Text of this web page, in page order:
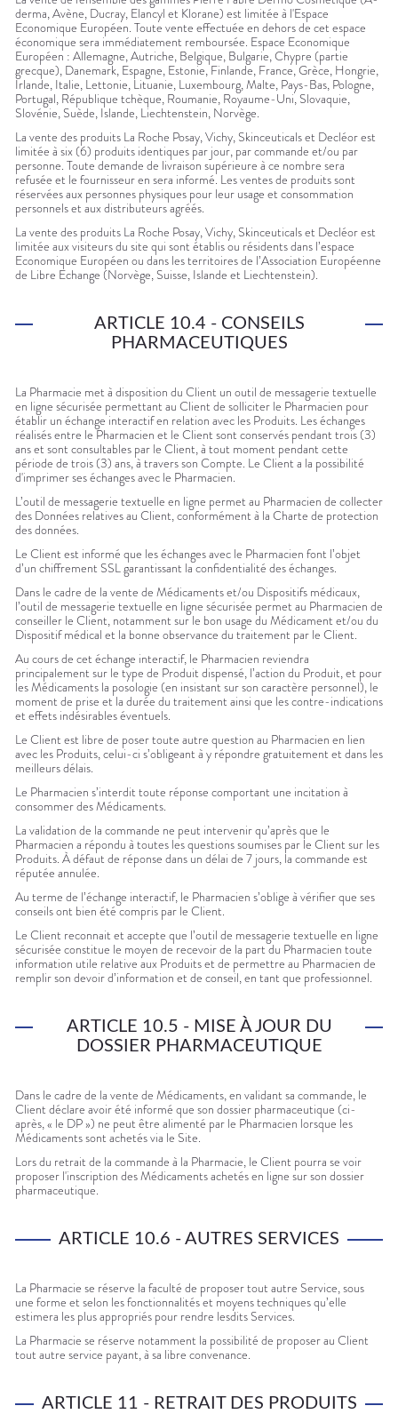
derma, Avène, Ducray, Elancyl et Klorane) est limitée à l'Espace
Economique Européen. Toute vente effectuée en dehors de cet espace
économique sera immédiatement remboursée. Espace Economique
Européen : Allemagne, Autriche, Belgique, Bulgarie, Chypre (partie
grecque), Danemark, Espagne, Estonie, Finlande, France, Grèce, Hongrie,
Irlande, Italie, Lettonie, Lituanie, Luxembourg, Malte, Pays-Bas, Pologne,
Portugal, République tchèque, Roumanie, Royaume-Uni, Slovaquie,
Slovénie, Suède, Islande, Liechtenstein, Norvège.
La vente des produits La Roche Posay, Vichy, Skinceuticals et Decléor est
limitée à six (6) produits identiques par jour, par commande et/ou par
personne. Toute demande de livraison supérieure à ce nombre sera
refusée et le fournisseur en sera informé. Les ventes de produits sont
réservées aux personnes physiques pour leur usage et consommation
personnels et aux distributeurs agréés.
La vente des produits La Roche Posay, Vichy, Skinceuticals et Decléor est
limitée aux visiteurs du site qui sont établis ou résidents dans l’espace
Economique Européen ou dans les territoires de l’Association Européenne
de Libre Echange (Norvège, Suisse, Islande et Liechtenstein).
ARTICLE 10.4 - CONSEILS
PHARMACEUTIQUES
La Pharmacie met à disposition du Client un outil de messagerie textuelle
en ligne sécurisée permettant au Client de solliciter le Pharmacien pour
établir un échange interactif en relation avec les Produits. Les échanges
réalisés entre le Pharmacien et le Client sont conservés pendant trois (3)
ans et sont consultables par le Client, à tout moment pendant cette
période de trois (3) ans, à travers son Compte. Le Client a la possibilité
d'imprimer ses échanges avec le Pharmacien.
L’outil de messagerie textuelle en ligne permet au Pharmacien de collecter
des Données relatives au Client, conformément à la Charte de protection
des données.
Le Client est informé que les échanges avec le Pharmacien font l’objet
d’un chiffrement SSL garantissant la confidentialité des échanges.
Dans le cadre de la vente de Médicaments et/ou Dispositifs médicaux,
l’outil de messagerie textuelle en ligne sécurisée permet au Pharmacien de
conseiller le Client, notamment sur le bon usage du Médicament et/ou du
Dispositif médical et la bonne observance du traitement par le Client.
Au cours de cet échange interactif, le Pharmacien reviendra
principalement sur le type de Produit dispensé, l’action du Produit, et pour
les Médicaments la posologie (en insistant sur son caractère personnel), le
moment de prise et la durée du traitement ainsi que les contre-indications
et effets indésirables éventuels.
Le Client est libre de poser toute autre question au Pharmacien en lien
avec les Produits, celui-ci s’obligeant à y répondre gratuitement et dans les
meilleurs délais.
Le Pharmacien s’interdit toute réponse comportant une incitation à
consommer des Médicaments.
La validation de la commande ne peut intervenir qu’après que le
Pharmacien a répondu à toutes les questions soumises par le Client sur les
Produits. À défaut de réponse dans un délai de 7 jours, la commande est
réputée annulée.
Au terme de l’échange interactif, le Pharmacien s’oblige à vérifier que ses
conseils ont bien été compris par le Client.
Le Client reconnait et accepte que l’outil de messagerie textuelle en ligne
sécurisée constitue le moyen de recevoir de la part du Pharmacien toute
information utile relative aux Produits et de permettre au Pharmacien de
remplir son devoir d’information et de conseil, en tant que professionnel.
ARTICLE 10.5 - MISE À JOUR DU
DOSSIER PHARMACEUTIQUE
Dans le cadre de la vente de Médicaments, en validant sa commande, le
Client déclare avoir été informé que son dossier pharmaceutique (ci-
après, « le DP ») ne peut être alimenté par le Pharmacien lorsque les
Médicaments sont achetés via le Site.
Lors du retrait de la commande à la Pharmacie, le Client pourra se voir
proposer l'inscription des Médicaments achetés en ligne sur son dossier
pharmaceutique.
ARTICLE 10.6 - AUTRES SERVICES
La Pharmacie se réserve la faculté de proposer tout autre Service, sous
une forme et selon les fonctionnalités et moyens techniques qu’elle
estimera les plus appropriés pour rendre lesdits Services.
La Pharmacie se réserve notamment la possibilité de proposer au Client
tout autre service payant, à sa libre convenance.
ARTICLE 11 - RETRAIT DES PRODUITS